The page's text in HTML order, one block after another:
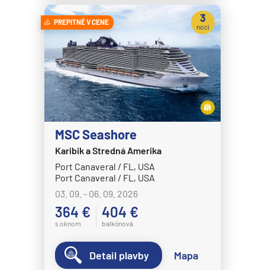
Celestyal Journey
Celestyal Olympia
Costa Cruises
Costa Deliziosa
Costa Diadema
Costa Fascinosa
Costa Favolosa
Costa Fortuna
Costa Pacifica
Costa Serena
Costa Smeralda
Costa Toscana
Crystal Cruises
PREPITNÉ V CENE
MSC Seashore
Karibik a Stredná Amerika
Port Canaveral / FL, USA
Port Canaveral / FL, USA
03. 09. - 06. 09. 2026
364 €
s oknom
404 €
balkónová
3
noci
Detail plavby Mapa